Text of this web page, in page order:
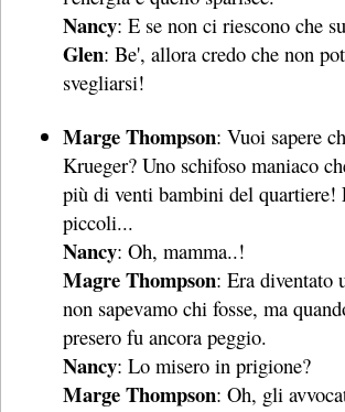
Nancy: E se non ci riescono che
Glen: Be', allora credo che non
svegliarsi!
Marge Thompson: Vuoi sapere
Krueger? Uno schifoso maniaco
più di venti bambini del quartiere!
piccoli...
Nancy: Oh, mamma..!
Magre Thompson: Era diventato
non sapevamo chi fosse, ma
presero fu ancora peggio.
Nancy: Lo misero in prigione?
Marge Thompson: Oh, gli